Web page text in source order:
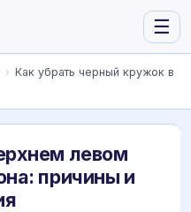
☰
› Как убрать черный кружок в
левом
причины и